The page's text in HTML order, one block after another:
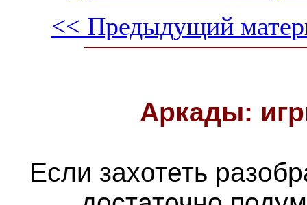
<< Предыдущий
Аркады:
Если захотеть